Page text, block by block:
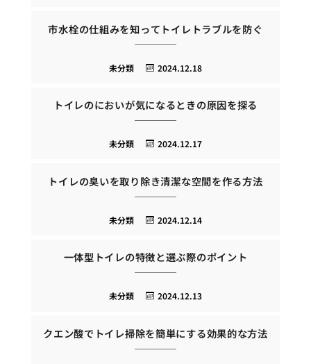
市水栓の仕組みを知ってトイレトラブルを防ぐ
2024.12.18
未分類
トイレのにおいが気になるときの原因を探る
2024.12.17
未分類
トイレの臭いを取り除き清潔な空間を作る方法
2024.12.14
未分類
一体型トイレの特徴と選ぶ際のポイント
2024.12.13
未分類
クエン酸でトイレ掃除を簡単にする効果的な方法